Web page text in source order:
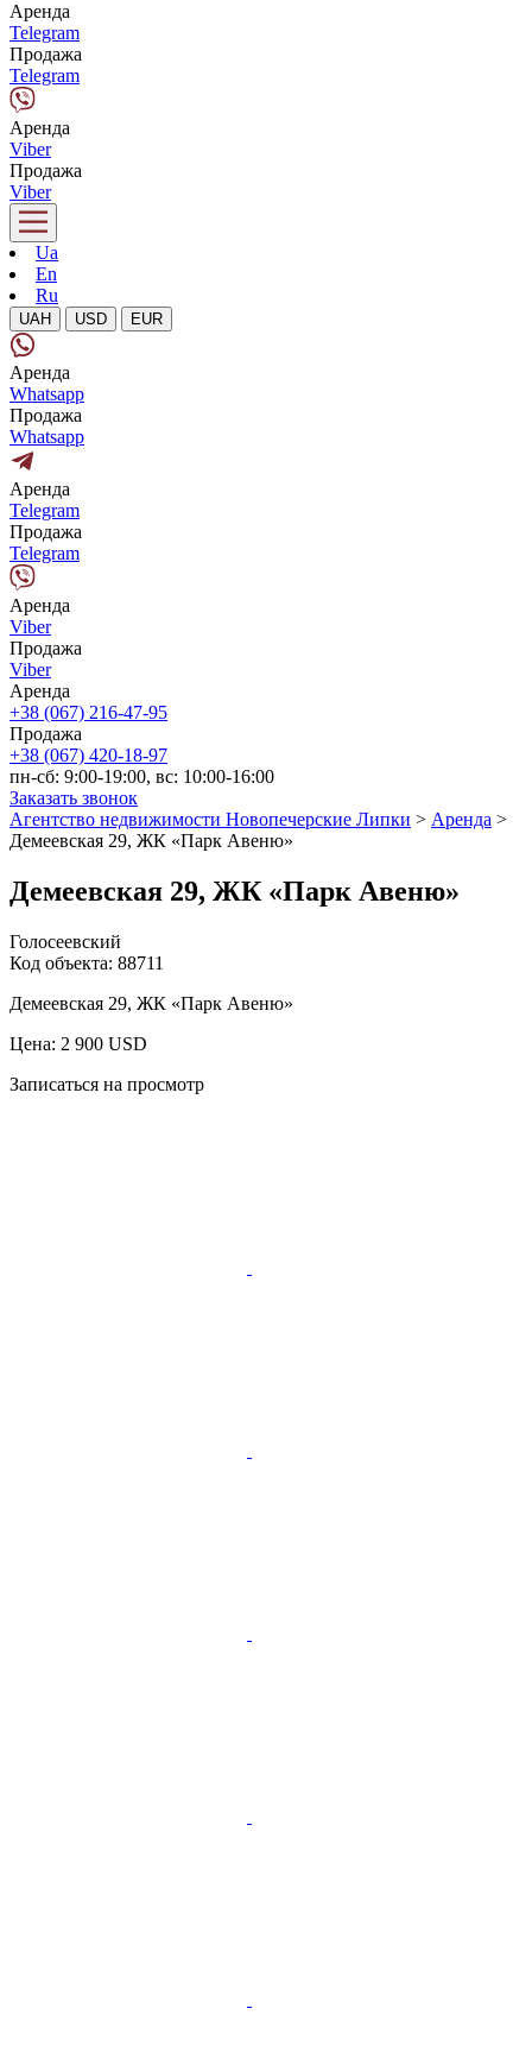
Аренда
Telegram
Продажа
Telegram
Аренда
Viber
Продажа
Viber
Ua
En
Ru
UAH USD EUR
Аренда
Whatsapp
Продажа
Whatsapp
Аренда
Telegram
Продажа
Telegram
Аренда
Viber
Продажа
Viber
Аренда
+38 (067) 216-47-95
Продажа
+38 (067) 420-18-97
пн-сб: 9:00-19:00, вс: 10:00-16:00
Заказать звонок
Агентство недвижимости Новопечерские Липки > Аренда >
Демеевская 29, ЖК «Парк Авеню»
Демеевская 29, ЖК «Парк Авеню»
Голосеевский
Код объекта: 88711
Демеевская 29, ЖК «Парк Авеню»
Цена: 2 900 USD
Записаться на просмотр